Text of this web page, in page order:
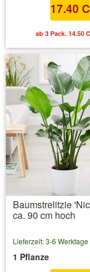
17.40
ab 3 Pack. 14.50
Baumstrelitzie
ca. 90 cm hoch
Lieferzeit: 3-6 Werktage
1 Pflanze